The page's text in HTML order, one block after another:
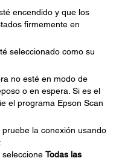
encendido y que los
firmemente en
seleccionado como su
no esté en modo de
o en espera. Si es el
el programa Epson Scan
la conexión usando
seleccione Todas las